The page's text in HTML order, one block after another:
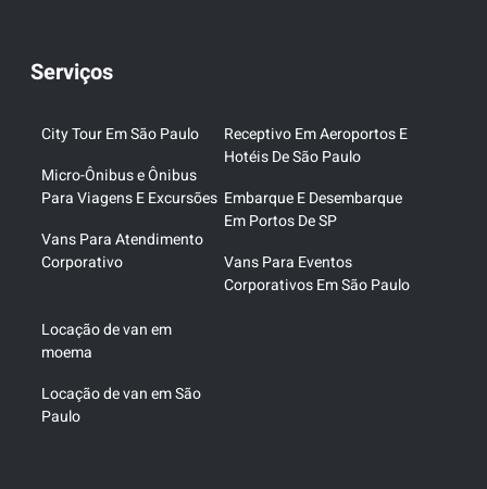
Serviços
City Tour Em São Paulo
Micro-Ônibus e Ônibus
Para Viagens E Excursões
Vans Para Atendimento
Corporativo
Receptivo Em Aeroportos E
Hotéis De São Paulo
Embarque E Desembarque
Em Portos De SP
Vans Para Eventos
Corporativos Em São Paulo
Locação de van em
moema
Locação de van em São
Paulo